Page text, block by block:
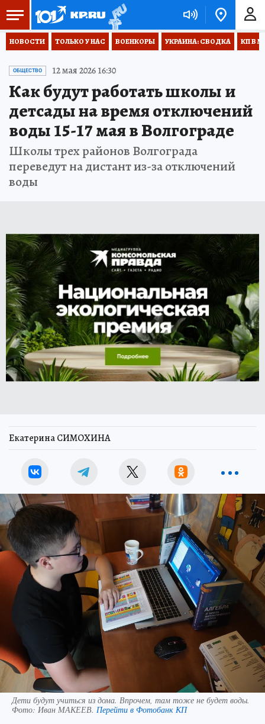
НОВОСТИ ТОЛЬКО У НАС ВОЕНКОРЫ УКРАИНА: СВОДКА КП В
ОБЩЕСТВО 12 мая 2026 16:30
Как будут работать школы и
детсады на время отключений
воды 15-17 мая в Волгограде
Школы трех районов Волгограда
переведут на дистант из-за отключений
воды
Екатерина СИМОХИНА
Дети будут учиться из дома. Впрочем, там тоже не будет воды.
Фото: Иван МАКЕЕВ. Перейти в Фотобанк КП